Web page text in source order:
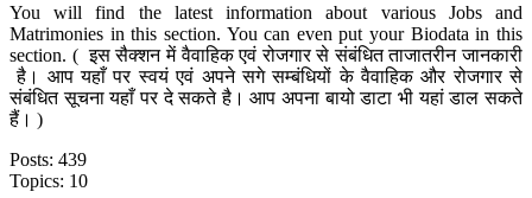
You will find the latest information about various Jobs and
Matrimonies in this section. You can even put your Biodata in this
section. ( इस सैक्शन में वैवाहिक एवं रोजगार से संबंधित ताजातरीन जानकारी
है। आप यहाँ पर स्वयं एवं अपने सगे सम्बंधियों के वैवाहिक और रोजगार से
संबंधित सूचना यहाँ पर दे सकते है। आप अपना बायो डाटा भी यहां डाल सकते
हैं। )
Posts: 439
Topics: 10